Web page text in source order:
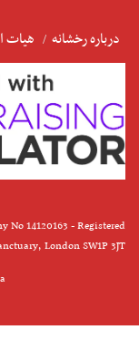
درباره رخشانه هیات
No 14120163 - Registered
London SW1P 3JT